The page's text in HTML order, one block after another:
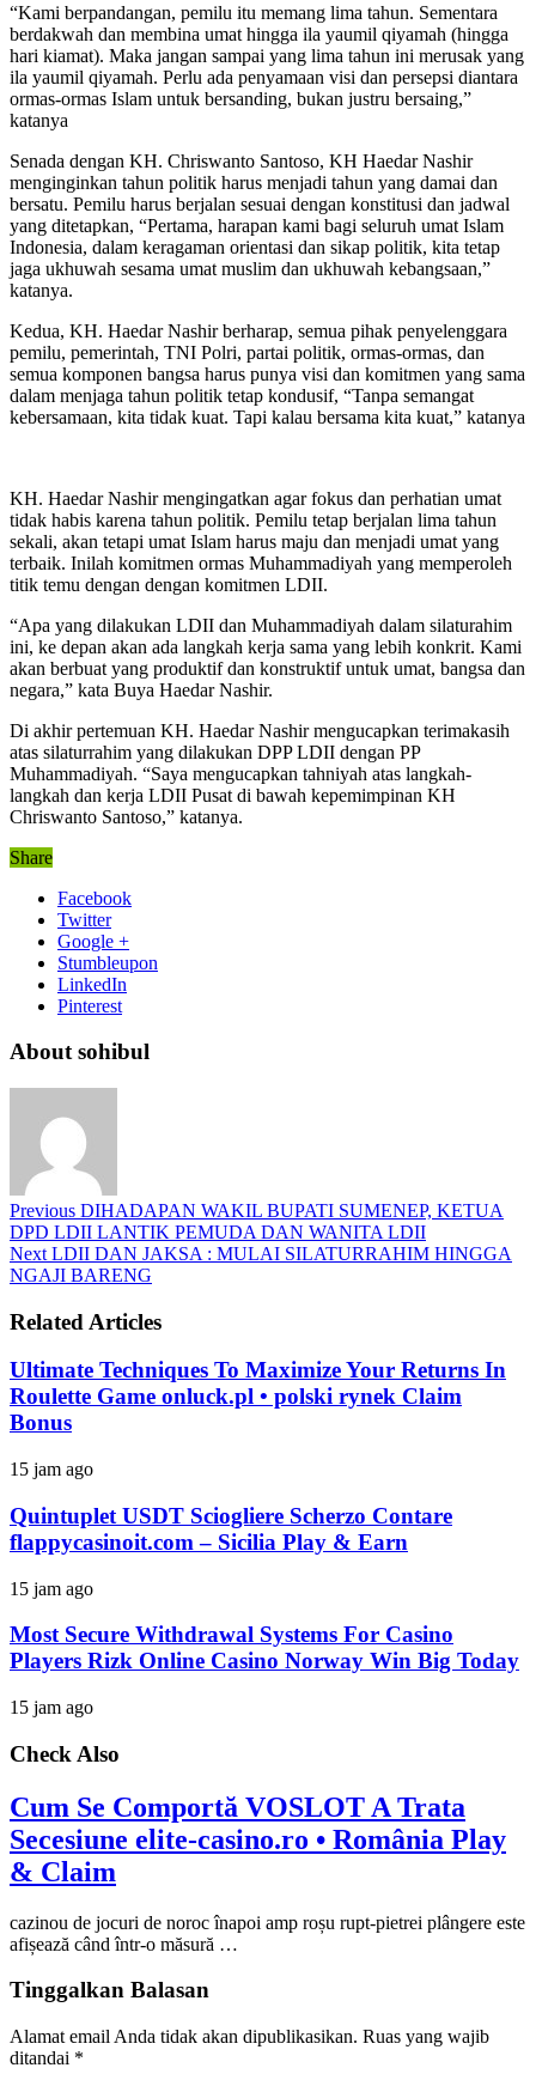
“Kami berpandangan, pemilu itu memang lima tahun. Sementara
berdakwah dan membina umat hingga ila yaumil qiyamah (hingga
hari kiamat). Maka jangan sampai yang lima tahun ini merusak yang
ila yaumil qiyamah. Perlu ada penyamaan visi dan persepsi diantara
ormas-ormas Islam untuk bersanding, bukan justru bersaing,”
katanya
Senada dengan KH. Chriswanto Santoso, KH Haedar Nashir
menginginkan tahun politik harus menjadi tahun yang damai dan
bersatu. Pemilu harus berjalan sesuai dengan konstitusi dan jadwal
yang ditetapkan, “Pertama, harapan kami bagi seluruh umat Islam
Indonesia, dalam keragaman orientasi dan sikap politik, kita tetap
jaga ukhuwah sesama umat muslim dan ukhuwah kebangsaan,”
katanya.
Kedua, KH. Haedar Nashir berharap, semua pihak penyelenggara
pemilu, pemerintah, TNI Polri, partai politik, ormas-ormas, dan
semua komponen bangsa harus punya visi dan komitmen yang sama
dalam menjaga tahun politik tetap kondusif, “Tanpa semangat
kebersamaan, kita tidak kuat. Tapi kalau bersama kita kuat,” katanya
KH. Haedar Nashir mengingatkan agar fokus dan perhatian umat
tidak habis karena tahun politik. Pemilu tetap berjalan lima tahun
sekali, akan tetapi umat Islam harus maju dan menjadi umat yang
terbaik. Inilah komitmen ormas Muhammadiyah yang memperoleh
titik temu dengan dengan komitmen LDII.
“Apa yang dilakukan LDII dan Muhammadiyah dalam silaturahim
ini, ke depan akan ada langkah kerja sama yang lebih konkrit. Kami
akan berbuat yang produktif dan konstruktif untuk umat, bangsa dan
negara,” kata Buya Haedar Nashir.
Di akhir pertemuan KH. Haedar Nashir mengucapkan terimakasih
atas silaturrahim yang dilakukan DPP LDII dengan PP
Muhammadiyah. “Saya mengucapkan tahniyah atas langkah-
langkah dan kerja LDII Pusat di bawah kepemimpinan KH
Chriswanto Santoso,” katanya.
Share
Facebook
Twitter
Google +
Stumbleupon
LinkedIn
Pinterest
About sohibul
Previous DIHADAPAN WAKIL BUPATI SUMENEP, KETUA
DPD LDII LANTIK PEMUDA DAN WANITA LDII
Next LDII DAN JAKSA : MULAI SILATURRAHIM HINGGA
NGAJI BARENG
Related Articles
Ultimate Techniques To Maximize Your Returns In
Roulette Game onluck.pl • polski rynek Claim
Bonus
15 jam ago
Quintuplet USDT Sciogliere Scherzo Contare
flappycasinoit.com – Sicilia Play & Earn
15 jam ago
Most Secure Withdrawal Systems For Casino
Players Rizk Online Casino Norway Win Big Today
15 jam ago
Check Also
Cum Se Comportă VOSLOT A Trata
Secesiune elite-casino.ro • România Play
& Claim
cazinou de jocuri de noroc înapoi amp roșu rupt-pietrei plângere este
afișează când într-o măsură …
Tinggalkan Balasan
Alamat email Anda tidak akan dipublikasikan. Ruas yang wajib
ditandai *